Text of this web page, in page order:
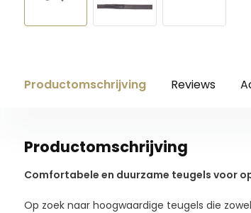
Productomschrijving Reviews
Productomschrijving
Comfortabele en duurzame teugels voor
Op zoek naar hoogwaardige teugels die